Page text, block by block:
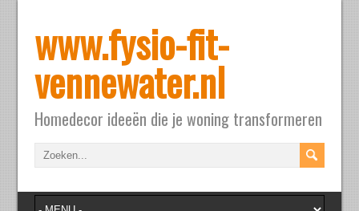
www.fysio-fit-
vennewater.nl
Homedecor ideeën die je woning transformeren